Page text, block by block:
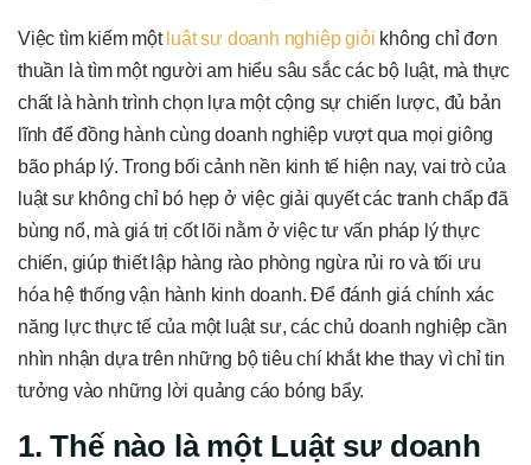
Việc tìm kiếm một luật sư doanh nghiệp giỏi không chỉ đơn
thuần là tìm một người am hiểu sâu sắc các bộ luật, mà thực
chất là hành trình chọn lựa một cộng sự chiến lược, đủ bản
lĩnh để đồng hành cùng doanh nghiệp vượt qua mọi giông
bão pháp lý. Trong bối cảnh nền kinh tế hiện nay, vai trò của
luật sư không chỉ bó hẹp ở việc giải quyết các tranh chấp đã
bùng nổ, mà giá trị cốt lõi nằm ở việc tư vấn pháp lý thực
chiến, giúp thiết lập hàng rào phòng ngừa rủi ro và tối ưu
hóa hệ thống vận hành kinh doanh. Để đánh giá chính xác
năng lực thực tế của một luật sư, các chủ doanh nghiệp cần
nhìn nhận dựa trên những bộ tiêu chí khắt khe thay vì chỉ tin
tưởng vào những lời quảng cáo bóng bẩy.
1. Thế nào là một Luật sư doanh